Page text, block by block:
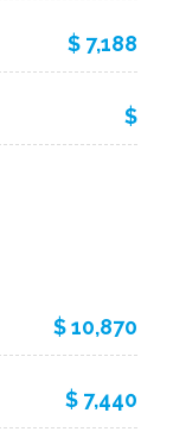
$ 7,188
$
$ 10,870
$ 7,440